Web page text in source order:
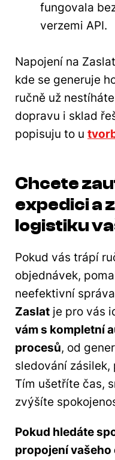
fungovala
verzemi API.
Napojení na
kde se generuje
ručně už
dopravu i sklad
popisuju to u
Chcete
expedici a
logistiku
Pokud vás trápí
objednávek,
neefektivní
Zaslat je pro vás
vám s kompletní
procesů, od
sledování zásilek,
Tím ušetříte čas,
zvýšíte
Pokud hledáte
propojení